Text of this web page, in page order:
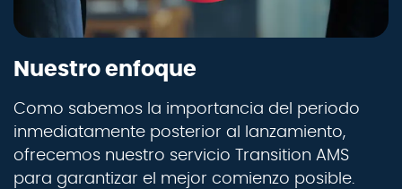
Nuestro enfoque
Como sabemos la importancia del periodo
inmediatamente posterior al lanzamiento,
ofrecemos nuestro servicio Transition AMS
para garantizar el mejor comienzo posible.